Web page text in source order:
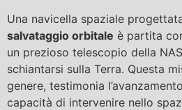
Una navicella spaziale
salvataggio orbitale è partita
un prezioso telescopio della
schiantarsi sulla Terra. Questa
genere, testimonia
capacità di intervenire nello